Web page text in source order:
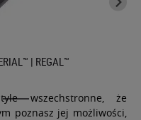
| REGAL™
wszechstronne, że
poznasz jej możliwości,